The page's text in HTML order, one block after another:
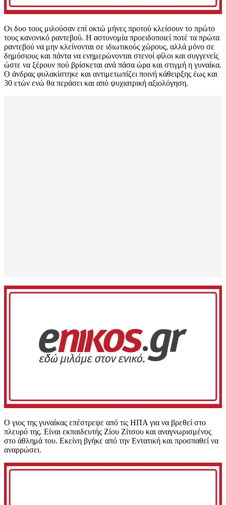
Οι δυο τους μιλούσαν επί οκτώ μήνες προτού κλείσουν το πρώτο
τους κανονικό ραντεβού. Η αστυνομία προειδοποιεί ποτέ τα πρώτα
ραντεβού να μην κλείνονται σε ιδιωτικούς χώρους, αλλά μόνο σε
δημόσιους και πάντα να ενημερώνονται στενοί φίλοι και συγγενείς
ώστε να ξέρουν πού βρίσκεται ανά πάσα ώρα και στιγμή η γυναίκα.
Ο άνδρας φυλακίστηκε και αντιμετωπίζει ποινή κάθειρξης έως και
30 ετών ενώ θα περάσει και από ψυχιατρική αξιολόγηση.
Ο γιος της γυναίκας επέστρεψε από τις ΗΠΑ για να βρεθεί στο
πλευρό της. Είναι εκπαιδευτής Ζίου Ζίτσου και αναγνωρισμένος
στο άθλημά του. Εκείνη βγήκε από την Εντατική και προσπαθεί να
αναρρώσει.